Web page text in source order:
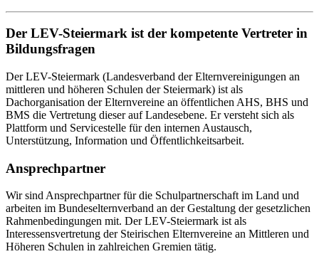
Der LEV-Steiermark ist der kompetente Vertreter in
Bildungsfragen
Der LEV-Steiermark (Landesverband der Elternvereinigungen an
mittleren und höheren Schulen der Steiermark) ist als
Dachorganisation der Elternvereine an öffentlichen AHS, BHS und
BMS die Vertretung dieser auf Landesebene. Er versteht sich als
Plattform und Servicestelle für den internen Austausch,
Unterstützung, Information und Öffentlichkeitsarbeit.
Ansprechpartner
Wir sind Ansprechpartner für die Schulpartnerschaft im Land und
arbeiten im Bundeselternverband an der Gestaltung der gesetzlichen
Rahmenbedingungen mit. Der LEV-Steiermark ist als
Interessensvertretung der Steirischen Elternvereine an Mittleren und
Höheren Schulen in zahlreichen Gremien tätig.